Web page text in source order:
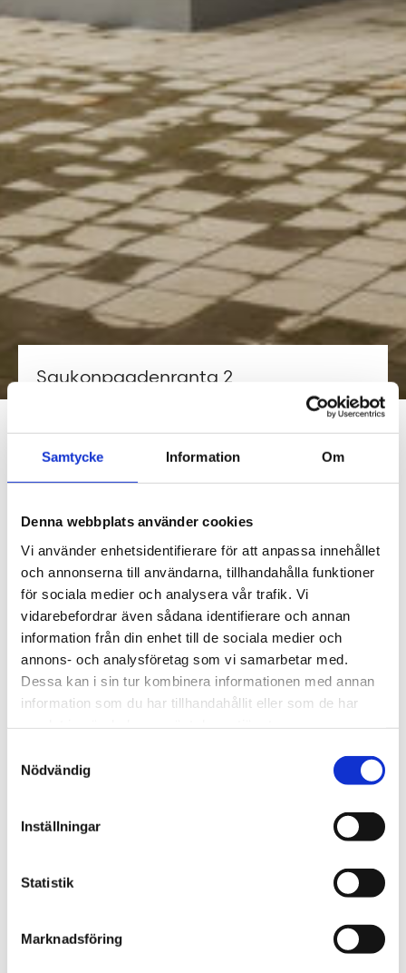
Samtycke Information Om
Denna webbplats använder cookies
Vi använder enhetsidentifierare för att anpassa innehållet
och annonserna till användarna, tillhandahålla funktioner
för sociala medier och analysera vår trafik. Vi
vidarebefordrar även sådana identifierare och annan
information från din enhet till de sociala medier och
annons- och analysföretag som vi samarbetar med.
Dessa kan i sin tur kombinera informationen med annan
information som du har tillhandahållit eller som de har
Nödvändig
Inställningar
Statistik
Marknadsföring
Saukonpaadenranta 2
TOIMISTOTALOON
korjaus & muutos, koulutus
TIETOJA PROJEKTISTA
Tengbom suunnitteli väistökoulun tilat
Helsingin Jätkäsaaren
Saukonpaadenrannassa sijaitsevaan
olemassa olevaan rakennukseen. V äliaikaisen
toimistotilojen paikalle
resurssitehokkaasti hyödyntäen olemassa
olevia rakenteita.
rakennuksen kaksi kerrosta on muutettu
tarpeita. Kiinteistössä toimii lisäksi eri yritysten